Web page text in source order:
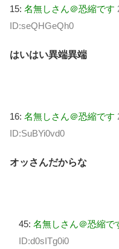
15: 名無しさん＠恐縮です
ID:seQHGeQh0
はいはい異端異端
16: 名無しさん＠恐縮です
ID:SuBYi0vd0
オッさんだからな
45: 名無しさん＠恐縮で
ID:d0sITg0i0